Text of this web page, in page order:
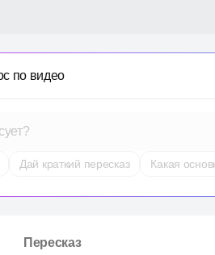
по видео
Дай краткий пересказ Какая
Пересказ